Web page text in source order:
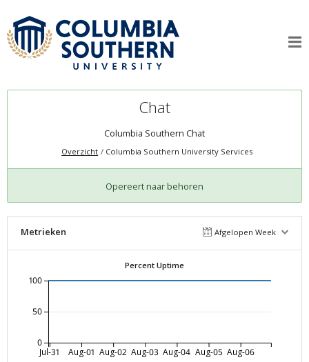
Chat
Columbia Southern Chat
Overzicht Columbia Southern University Services
Opereert naar behoren
Metrieken Afgelopen Week
Percent Uptime
Jul-31 Aug-01 Aug-02 Aug-03 Aug-04 Aug-05 Aug-06
0
50
100